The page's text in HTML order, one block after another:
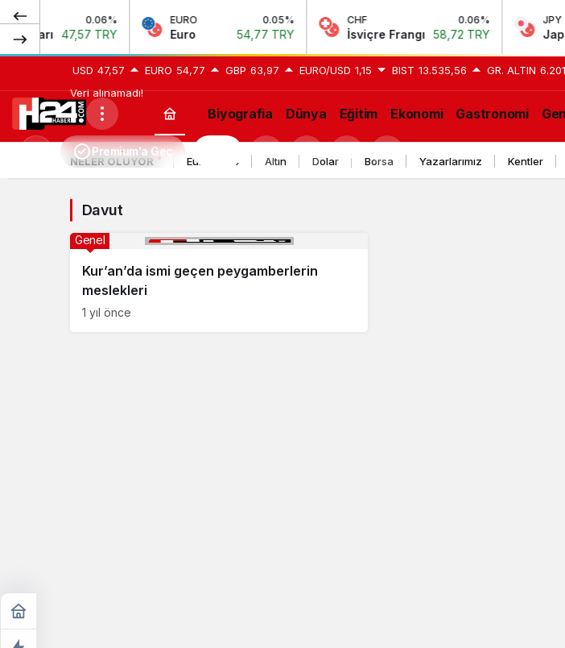
0.06%
47,57 TRY
EURO 0.05%
Euro 54,77 TRY
CHF 0.06%
İsviçre Frangı 58,72 TRY
JPY
Japon
USD 47,57 EURO 54,77 GBP 63,97 EURO/USD 1,15 BIST 13.535,56 GR. ALTIN
Veri alınamadı!
Davut
Haberleri
Biyografia Dünya Eğitim Ekonomi Gastronomi
değiştir
Premium'a Geç
NELER OLUYOR Euro 2024 Altın Dolar Borsa Yazarlarımız Kentler
Davut
Kur’an’da ismi geçen peygamberlerin
meslekleri
Genel
1 yıl önce